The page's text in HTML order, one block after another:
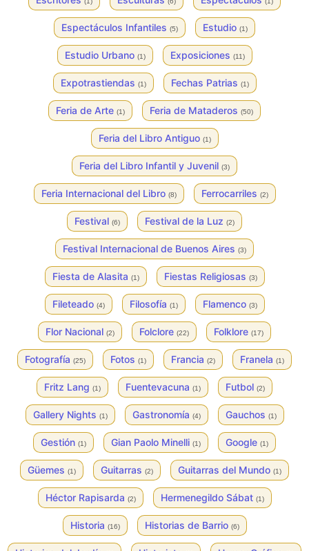
Espectáculos Infantiles (5) Estudio (1)
Estudio Urbano (1) Exposiciones (11)
Expotrastiendas (1) Fechas Patrias (1)
Feria de Arte (1) Feria de Mataderos (50)
Feria del Libro Antiguo (1)
Feria del Libro Infantil y Juvenil (3)
Feria Internacional del Libro (8) Ferrocarriles (2)
Festival (6) Festival de la Luz (2)
Festival Internacional de Buenos Aires (3)
Fiesta de Alasita (1) Fiestas Religiosas (3)
Fileteado (4) Filosofía (1) Flamenco (3)
Flor Nacional (2) Folclore (22) Folklore (17)
Fotografía (25) Fotos (1) Francia (2) Franela (1)
Fritz Lang (1) Fuentevacuna (1) Futbol (2)
Gallery Nights (1) Gastronomía (4) Gauchos (1)
Gestión (1) Gian Paolo Minelli (1) Google (1)
Güemes (1) Guitarras (2) Guitarras del Mundo (1)
Héctor Rapisarda (2) Hermenegildo Sábat (1)
Historia (16) Historias de Barrio (6)